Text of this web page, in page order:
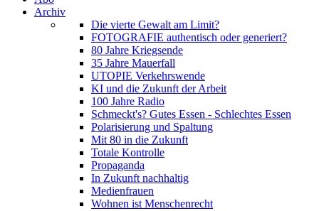
Archiv
Die vierte Gewalt am Limit?
FOTOGRAFIE authentisch oder generiert?
80 Jahre Kriegsende
35 Jahre Mauerfall
UTOPIE Verkehrswende
KI und die Zukunft der Arbeit
100 Jahre Radio
Schmeckt's? Gutes Essen - Schlechtes Essen
Polarisierung und Spaltung
Mit 80 in die Zukunft
Totale Kontrolle
Propaganda
In Zukunft nachhaltig
Medienfrauen
Wohnen ist Menschenrecht